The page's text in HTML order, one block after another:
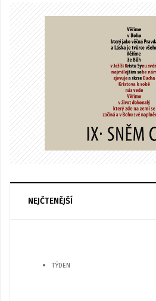
NEJČTENĚJŠÍ
TÝDEN